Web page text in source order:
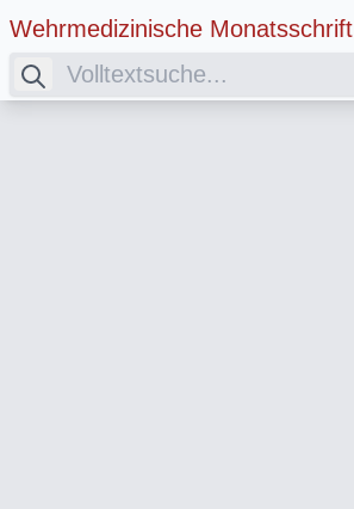
Wehrmedizinische Monatsschrift